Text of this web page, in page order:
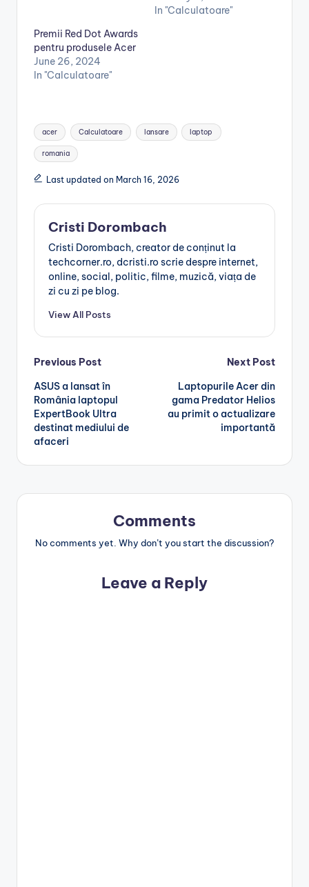
In "Calculatoare"
Premii Red Dot Awards
pentru produsele Acer
June 26, 2024
In "Calculatoare"
Tags:
acer Calculatoare lansare laptop
romania
Last updated on March 16, 2026
Cristi Dorombach
Cristi Dorombach, creator de conținut la
techcorner.ro, dcristi.ro scrie despre internet,
online, social, politic, filme, muzică, viața de
zi cu zi pe blog.
View All Posts
Post
navigation
Previous Post
ASUS a lansat în
România laptopul
ExpertBook Ultra
destinat mediului de
afaceri
Next Post
Laptopurile Acer din
gama Predator Helios
au primit o actualizare
importantă
Comments
No comments yet. Why don’t you start the discussion?
Leave a Reply